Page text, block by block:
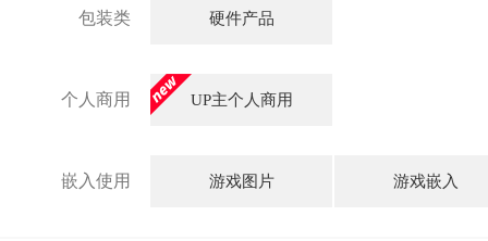
包装类 硬件产品
个人商用 UP主个人商用
嵌入使用 游戏图片 游戏嵌入